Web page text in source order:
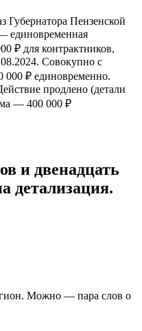
Губернатора Пензенской
единовременная
₽ для контрактников,
Совокупно с
000 ₽ единовременно.
продлено (детали
— 400 000 ₽
и двенадцать
детализация.
Можно — пара слов о